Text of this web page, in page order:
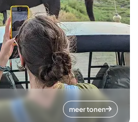
meer tonen